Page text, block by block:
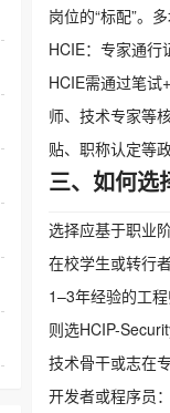
岗位的“标配”。
HCIE：专家通行
HCIE需通过笔
师、技术专家等
贴、职称认定等
三、如何选
选择应基于职业
在校学生或转行
1–3年经验的工
则选HCIP-
技术骨干或志在
开发者或程序员